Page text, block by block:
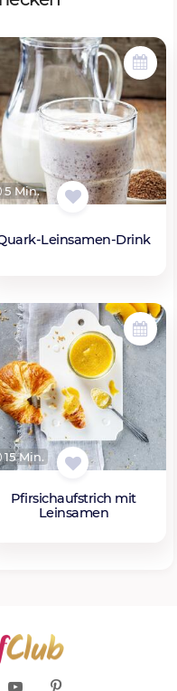
5 Min.
Leinsamen-Drink
15 Min.
Pfirsichaufstrich mit
Leinsamen